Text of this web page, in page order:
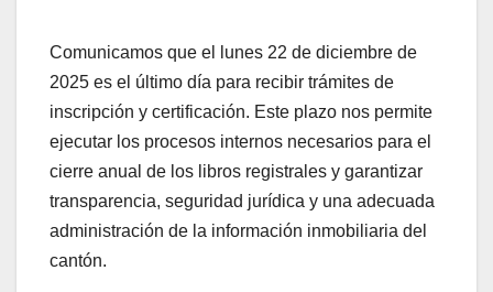
Comunicamos que el lunes 22 de diciembre de
2025 es el último día para recibir trámites de
inscripción y certificación. Este plazo nos permite
ejecutar los procesos internos necesarios para el
cierre anual de los libros registrales y garantizar
transparencia, seguridad jurídica y una adecuada
administración de la información inmobiliaria del
cantón.